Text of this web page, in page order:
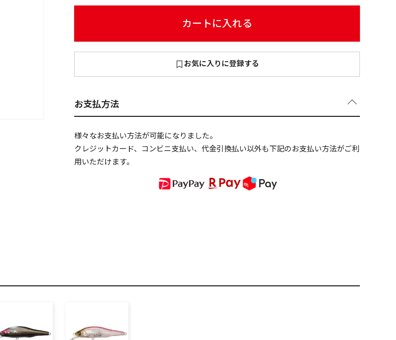
カートに入れる
お気に入りに登録する
お支払方法
様々なお支払い方法が可能になりました。
クレジットカード、コンビニ支払い、代金引換払い以外も下記のお支払い方法がご利
用いただけます。